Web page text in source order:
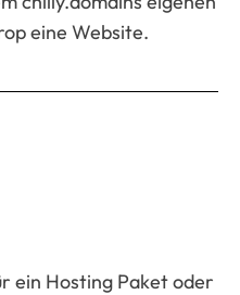
eine Website.
ein Hosting Paket oder